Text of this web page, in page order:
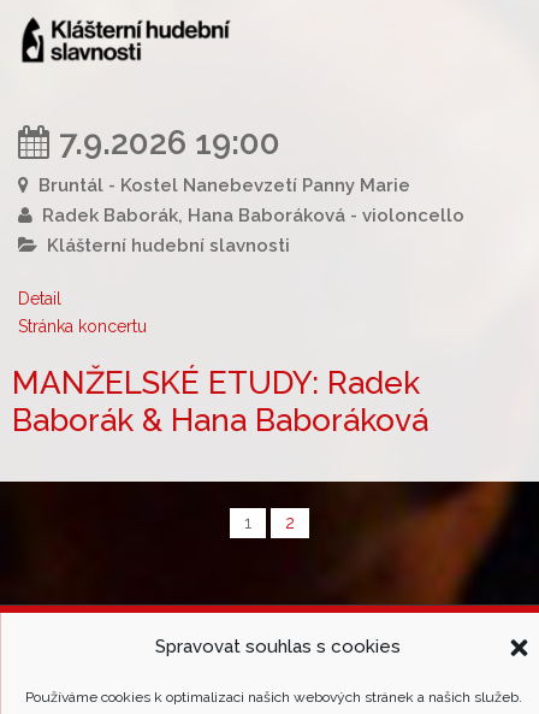
Spravovat souhlas s cookies
Používáme cookies k optimalizaci našich webových stránek a našich služeb.
7.9.2026 19:00
Bruntál - Kostel Nanebevzetí Panny Marie
Radek Baborák, Hana Baboráková - violoncello
Klášterní hudební slavnosti
Detail
Stránka koncertu
MANŽELSKÉ ETUDY: Radek
Baborák & Hana Baboráková
1 2
Design & adminAtelier Dokument